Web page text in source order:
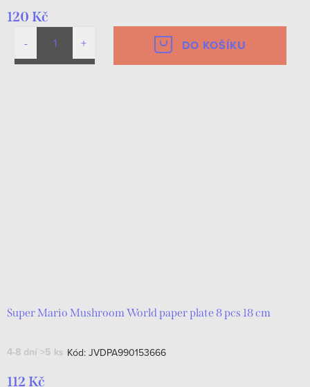
120 Kč
DO KOŠÍKU
Super Mario Mushroom World paper plate 8 pcs 18 cm
4-8 dní >5 ks Kód: JVDPA990153666
112 Kč